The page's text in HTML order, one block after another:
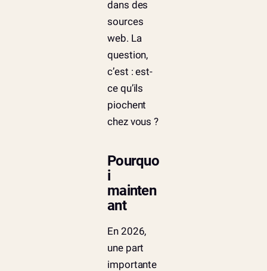
dans des
sources
web. La
question,
c’est : est-
ce qu’ils
piochent
chez vous ?
Pourquo
i
mainten
ant
En 2026,
une part
importante